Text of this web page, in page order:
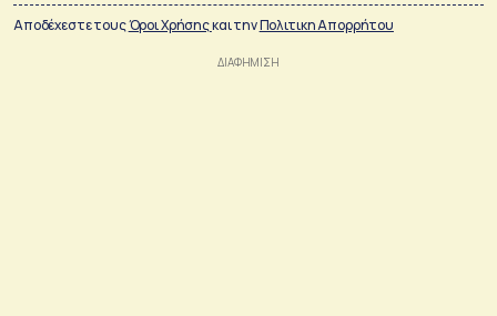
Αποδέχεστε τουςΌροι Χρήσηςκαι τηνΠολιτικη Απορρήτου